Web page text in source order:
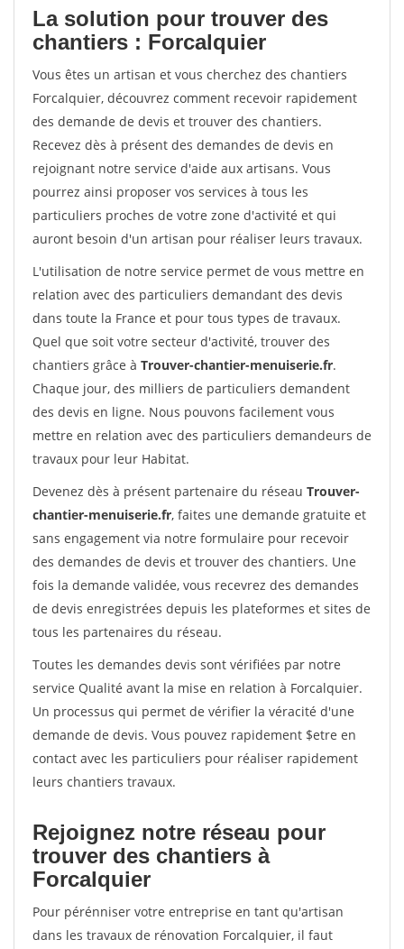
La solution pour trouver des
chantiers : Forcalquier
Vous êtes un artisan et vous cherchez des chantiers
Forcalquier, découvrez comment recevoir rapidement
des demande de devis et trouver des chantiers.
Recevez dès à présent des demandes de devis en
rejoignant notre service d'aide aux artisans. Vous
pourrez ainsi proposer vos services à tous les
particuliers proches de votre zone d'activité et qui
auront besoin d'un artisan pour réaliser leurs travaux.
L'utilisation de notre service permet de vous mettre en
relation avec des particuliers demandant des devis
dans toute la France et pour tous types de travaux.
Quel que soit votre secteur d'activité, trouver des
chantiers grâce à Trouver-chantier-menuiserie.fr.
Chaque jour, des milliers de particuliers demandent
des devis en ligne. Nous pouvons facilement vous
mettre en relation avec des particuliers demandeurs de
travaux pour leur Habitat.
Devenez dès à présent partenaire du réseau Trouver-
chantier-menuiserie.fr, faites une demande gratuite et
sans engagement via notre formulaire pour recevoir
des demandes de devis et trouver des chantiers. Une
fois la demande validée, vous recevrez des demandes
de devis enregistrées depuis les plateformes et sites de
tous les partenaires du réseau.
Toutes les demandes devis sont vérifiées par notre
service Qualité avant la mise en relation à Forcalquier.
Un processus qui permet de vérifier la véracité d'une
demande de devis. Vous pouvez rapidement $etre en
contact avec les particuliers pour réaliser rapidement
leurs chantiers travaux.
Rejoignez notre réseau pour
trouver des chantiers à
Forcalquier
Pour pérénniser votre entreprise en tant qu'artisan
dans les travaux de rénovation Forcalquier, il faut